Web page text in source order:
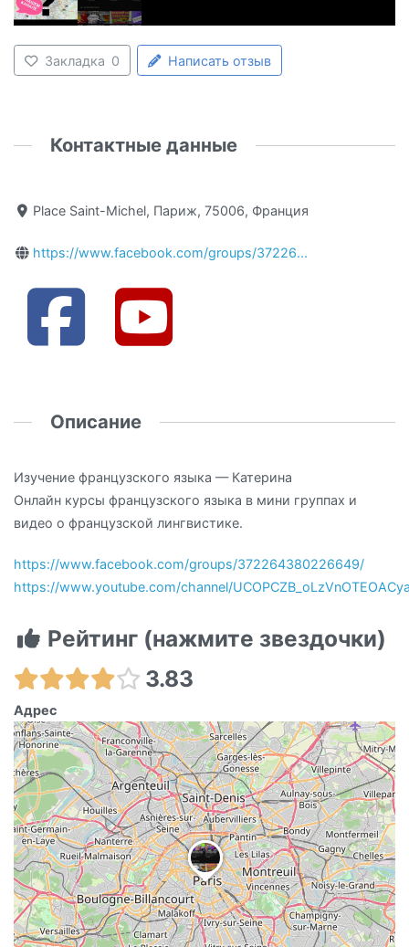
Закладка 0 Написать отзыв
Контактные данные
Place Saint-Michel, Париж, 75006, Франция
https://www.facebook.com/groups/37226...
Описание
Изучение французского языка — Катерина
Онлайн курсы французского языка в мини группах и
видео о французской лингвистике.
https://www.facebook.com/groups/372264380226649/
https://www.youtube.com/channel/
Рейтинг (нажмите звездочки)
3.83
Адрес